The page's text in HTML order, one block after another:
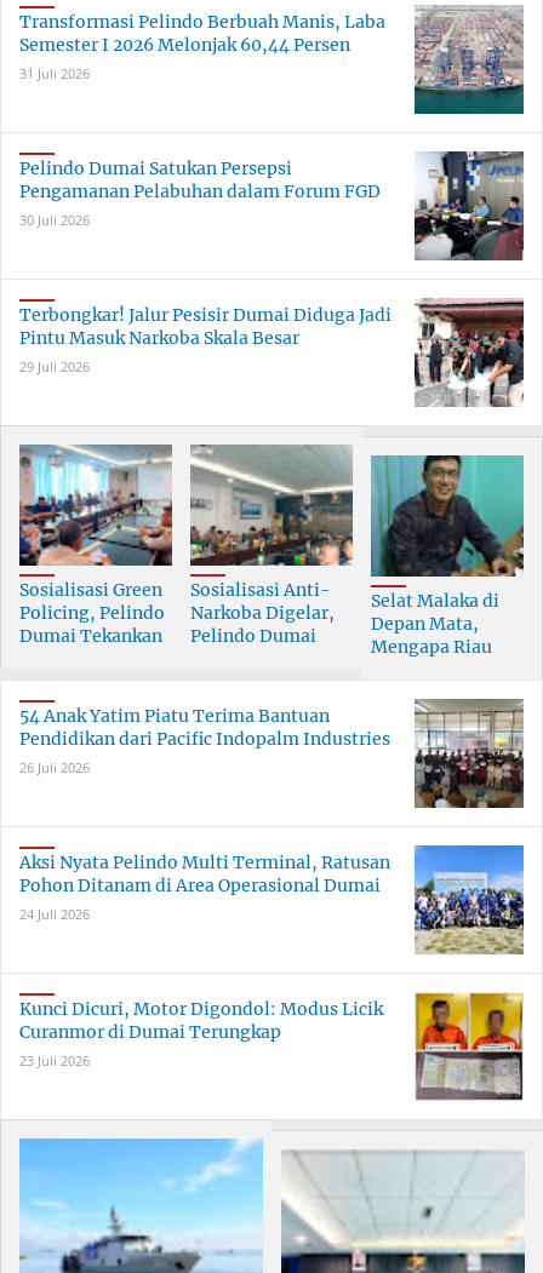
Transformasi Pelindo Berbuah Manis, Laba
Semester I 2026 Melonjak 60,44 Persen
31 Juli 2026
Pelindo Dumai Satukan Persepsi
Pengamanan Pelabuhan dalam Forum FGD
30 Juli 2026
Terbongkar! Jalur Pesisir Dumai Diduga Jadi
Pintu Masuk Narkoba Skala Besar
29 Juli 2026
Sosialisasi Green
Policing, Pelindo
Dumai Tekankan
Bersama
Sosialisasi Anti-
Narkoba Digelar,
Pelindo Dumai
Berkualitas
Selat Malaka di
Depan Mata,
Mengapa Riau
54 Anak Yatim Piatu Terima Bantuan
Pendidikan dari Pacific Indopalm Industries
26 Juli 2026
Aksi Nyata Pelindo Multi Terminal, Ratusan
Pohon Ditanam di Area Operasional Dumai
24 Juli 2026
Kunci Dicuri, Motor Digondol: Modus Licik
Curanmor di Dumai Terungkap
23 Juli 2026